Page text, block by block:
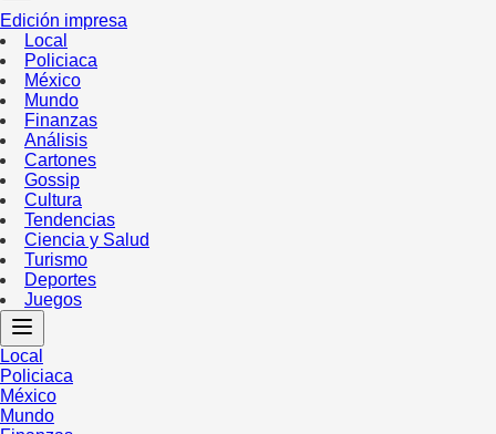
Edición impresa
Local
Policiaca
México
Mundo
Finanzas
Análisis
Cartones
Gossip
Cultura
Tendencias
Ciencia y Salud
Turismo
Deportes
Juegos
Local
Policiaca
México
Mundo